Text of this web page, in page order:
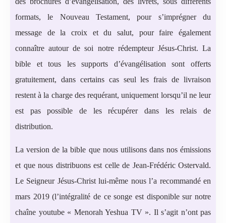
formats, le Nouveau Testament, pour s’imprégner du
message de la croix et du salut, pour faire également
connaître autour de soi notre rédempteur Jésus-Christ. La
bible et tous les supports d’évangélisation sont offerts
gratuitement, dans certains cas seul les frais de livraison
restent à la charge des requérant, uniquement lorsqu’il ne leur
est pas possible de les récupérer dans les relais de
distribution.
La version de la bible que nous utilisons dans nos émissions
et que nous distribuons est celle de Jean-Frédéric Ostervald.
Le Seigneur Jésus-Christ lui-même nous l’a recommandé en
mars 2019 (l’intégralité de ce songe est disponible sur notre
chaîne youtube « Menorah Yeshua TV ». Il s’agit n’ont pas